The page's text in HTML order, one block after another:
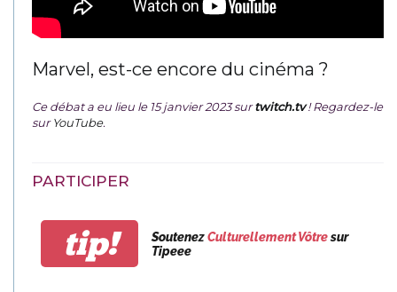
Marvel, est-ce encore du cinéma ?
Ce débat a eu lieu le 15 janvier 2023 surtwitch.tv ! Regardez-le
surYouTube.
PARTICIPER
tip! SoutenezCulturellement Vôtresur
Tipeee